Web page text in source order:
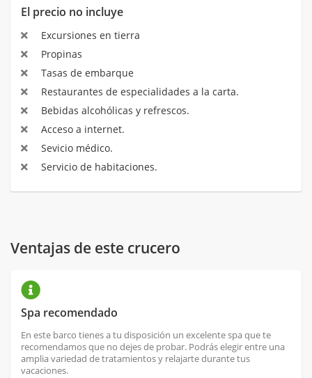
El precio no incluye
Excursiones en tierra
Propinas
Tasas de embarque
Restaurantes de especialidades a la carta.
Bebidas alcohólicas y refrescos.
Acceso a internet.
Sevicio médico.
Servicio de habitaciones.
Ventajas de este crucero
Spa recomendado
En este barco tienes a tu disposición un excelente spa que te
recomendamos que no dejes de probar. Podrás elegir entre una
amplia variedad de tratamientos y relajarte durante tus
vacaciones.